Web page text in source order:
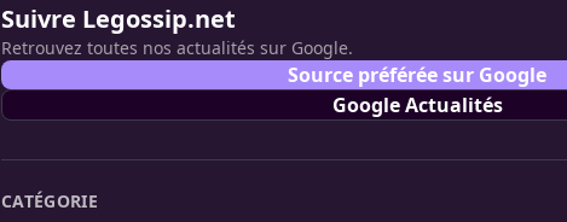
Suivre Legossip.net
Retrouvez toutes nos actualités sur Google.
Source préférée sur Google
Google Actualités
CATÉGORIE